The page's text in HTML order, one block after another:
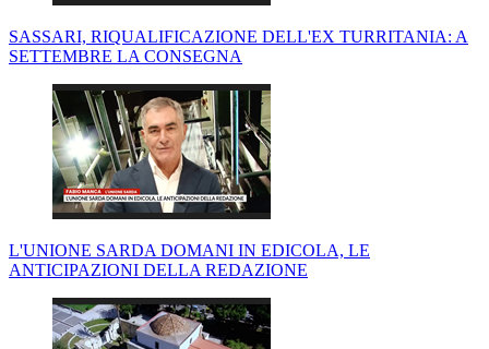
SASSARI, RIQUALIFICAZIONE DELL'EX TURRITANIA: A
SETTEMBRE LA CONSEGNA
L'UNIONE SARDA DOMANI IN EDICOLA, LE
ANTICIPAZIONI DELLA REDAZIONE